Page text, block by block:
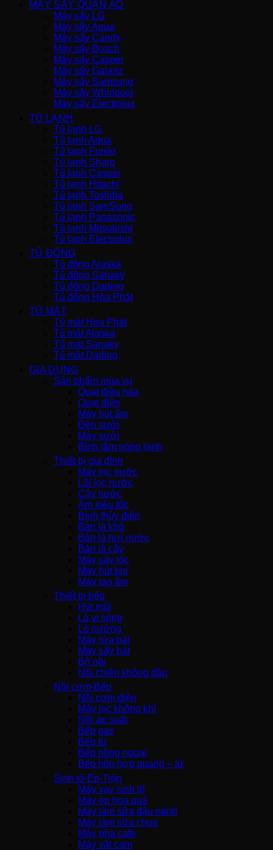
MÁY SẤY QUẦN ÁO
Máy sấy LG
Máy sấy Aqua
Máy sấy Candy
Máy sấy Bosch
Máy sấy Casper
Máy sấy Galanz
Máy sấy Samsung
Máy sấy Whirlpool
Máy sấy Electrolux
TỦ LẠNH
Tủ lạnh LG
Tủ lạnh Aqua
Tủ lạnh Funiki
Tủ lạnh Sharp
Tủ lạnh Casper
Tủ lạnh Hitachi
Tủ lạnh Toshiba
Tủ lạnh SamSung
Tủ lạnh Panasonic
Tủ lạnh Mitsubishi
Tủ lạnh Electrolux
TỦ ĐÔNG
Tủ đông Alaska
Tủ đông Sanaky
Tủ đông Darling
Tủ đông Hòa Phát
TỦ MÁT
Tủ mát Hòa Phát
Tủ mát Alaska
Tủ mát Sanaky
Tủ mát Darling
GIA DỤNG
Sản phẩm mùa vụ
Quạt điều hòa
Quạt điện
Máy hút ẩm
Đèn sưởi
Máy sưởi
Bình tắm nóng lạnh
Thiết bị gia đình
Máy lọc nước
Lõi lọc nước
Cây nước
Ấm siêu tốc
Bình thủy điện
Bàn là khô
Bàn là hơi nước
Bàn là cây
Máy sấy tóc
Máy hút bụi
Máy tạo ẩm
Thiết bị bếp
Hút mùi
Lò vi sóng
Lò nướng
Máy rửa bát
Máy sấy bát
Bộ nồi
Nồi chiên không dầu
Nồi cơm-Bếp
Nồi cơm điện
Máy lọc không khí
Nồi áp suất
Bếp gas
Bếp từ
Bếp hồng ngoại
Bếp hỗn hợp quang – từ
Sinh tố-Ép-Trộn
Máy xay sinh tố
Máy ép hoa quả
Máy làm sữa đậu nành
Máy làm sữa chua
Máy pha cafe
Máy vắt cam